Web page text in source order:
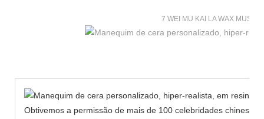
7 WEI MU KAI LA WAX
Obtivemos a permissão de mais de 100 celebridades